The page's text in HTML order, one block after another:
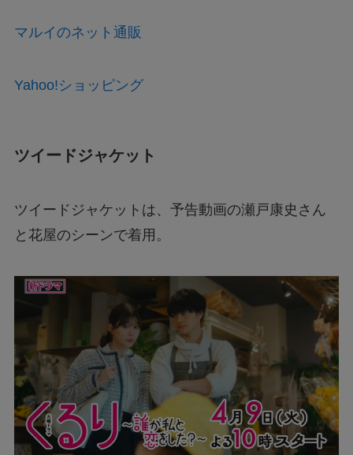
マルイのネット通販
Yahoo!ショッピング
ツイードジャケット
ツイードジャケットは、予告動画の瀬戸康史さん
と花屋のシーンで着用。